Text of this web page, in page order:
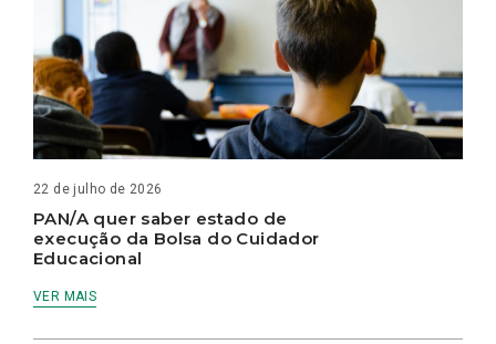
22 de julho de 2026
PAN/A quer saber estado de
execução da Bolsa do Cuidador
Educacional
VER MAIS